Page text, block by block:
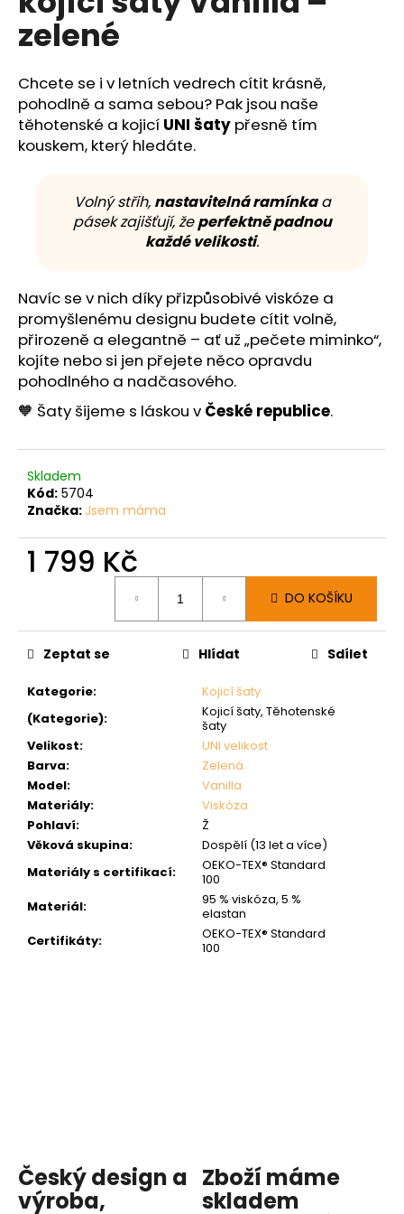
5
hvězdiček.
zelené
Chcete se i v letních vedrech cítit krásně,
pohodlně a sama sebou? Pak jsou naše
těhotenské a kojicí UNI šaty přesně tím
kouskem, který hledáte.
Volný střih, nastavitelná ramínkaa
pásek zajišťují, žeperfektně padnou
každé velikosti.
Navíc se v nich díky přizpůsobivé viskóze a
promyšlenému designu budete cítit volně,
přirozeně a elegantně – ať už „pečete miminko“,
kojíte nebo si jen přejete něco opravdu
pohodlného a nadčasového.
🧡 Šaty šijeme s láskou v České republice.
Skladem
Kód: 5704
Značka: Jsem máma
1 799 Kč
DO KOŠÍKU
Kategorie:
Kojicí šaty
(Kategorie):
Kojicí šaty, Těhotenské
šaty
Velikost:
UNI velikost
Barva:
Zelená
Model:
Vanilla
Materiály:
Viskóza
Pohlaví:
Ž
Věková skupina:
Dospělí (13 let a více)
Materiály s certifikací:
OEKO-TEX® Standard
100
Materiál:
95 % viskóza, 5 %
elastan
Certifikáty:
OEKO-TEX® Standard
100
Zeptat se Hlídat Sdílet
Český design a
výroba,
Zboží máme
skladem
u
j
m
e